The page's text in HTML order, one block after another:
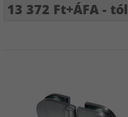
13 372 Ft+ÁFA - tól